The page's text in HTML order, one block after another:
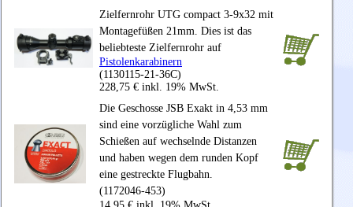
Zielfernrohr UTG compact 3-9x32 mit
Montagefüßen 21mm. Dies ist das
beliebteste Zielfernrohr auf
Pistolenkarabinern
(1130115-21-36C)
228,75 € inkl. 19% MwSt.
Die Geschosse JSB Exakt in 4,53 mm
sind eine vorzügliche Wahl zum
Schießen auf wechselnde Distanzen
und haben wegen dem runden Kopf
eine gestreckte Flugbahn.
(1172046-453)